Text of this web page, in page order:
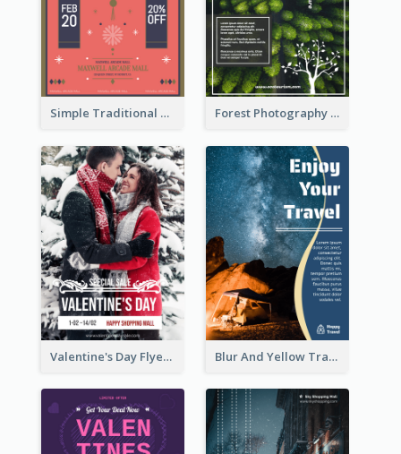
Simple Traditional CNY Sales Flyer Design Forest Photography Flyer Of ECO Tourism
Valentine's Day Flyer With Photo Of Couple Blur And Yellow Travelling Flyer Decorated With Photo